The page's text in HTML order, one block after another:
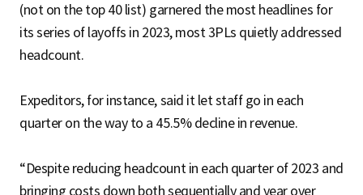
(not on the top 40 list) garnered the most headlines for
its series of layoffs in 2023, most 3PLs quietly addressed
headcount.
Expeditors, for instance, said it let staff go in each
quarter on the way to a 45.5% decline in revenue.
“Despite reducing headcount in each quarter of 2023 and
bringing costs down both sequentially and year over